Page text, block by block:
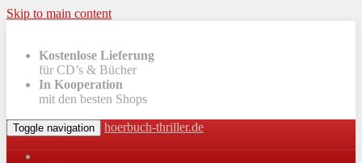
Skip to main content
Kostenlose Lieferung
für CD’s & Bücher
In Kooperation
mit den besten Shops
Toggle navigation hoerbuch-thriller.de